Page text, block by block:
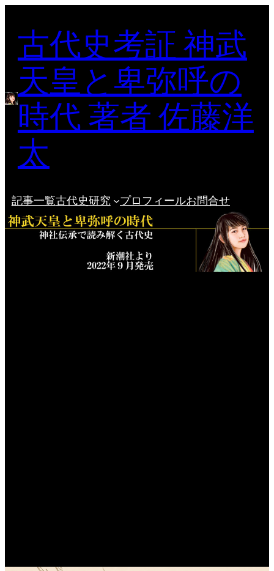
ッ
古代史考証 神武
天皇と卑弥呼の
時代 著者 佐藤洋
太
記事一覧古代史研究 プロフィールお問合せ